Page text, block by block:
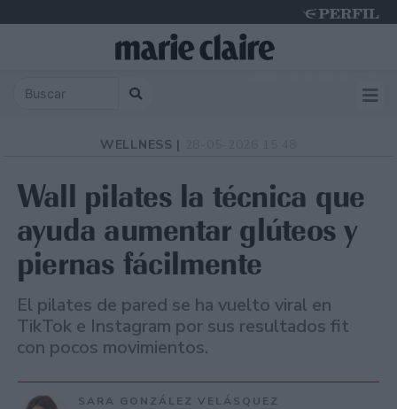
WELLNESS |
Wall pilates la técnica que
ayuda aumentar glúteos y
piernas fácilmente
El pilates de pared se ha vuelto viral en
TikTok e Instagram por sus resultados fit
con pocos movimientos.
SARA GONZÁLEZ VELÁSQUEZ